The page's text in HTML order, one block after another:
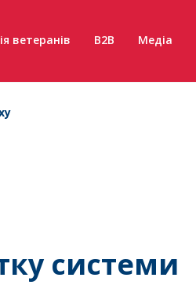
ветеранів B2B Медіа
системи